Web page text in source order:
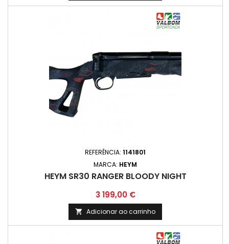
REFERÊNCIA: 1141801
MARCA: HEYM
HEYM SR30 RANGER BLOODY NIGHT
Preço
3 199,00 €
 Adicionar ao carrinho